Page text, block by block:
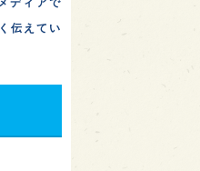
ディアで
伝えてい